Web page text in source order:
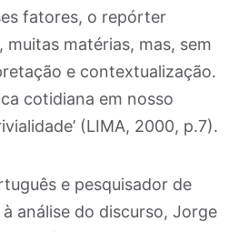
fatores, o repórter
matérias, mas, sem
e contextualização.
cotidiana em nosso
(LIMA, 2000, p.7).
e pesquisador de
análise do discurso, Jorge